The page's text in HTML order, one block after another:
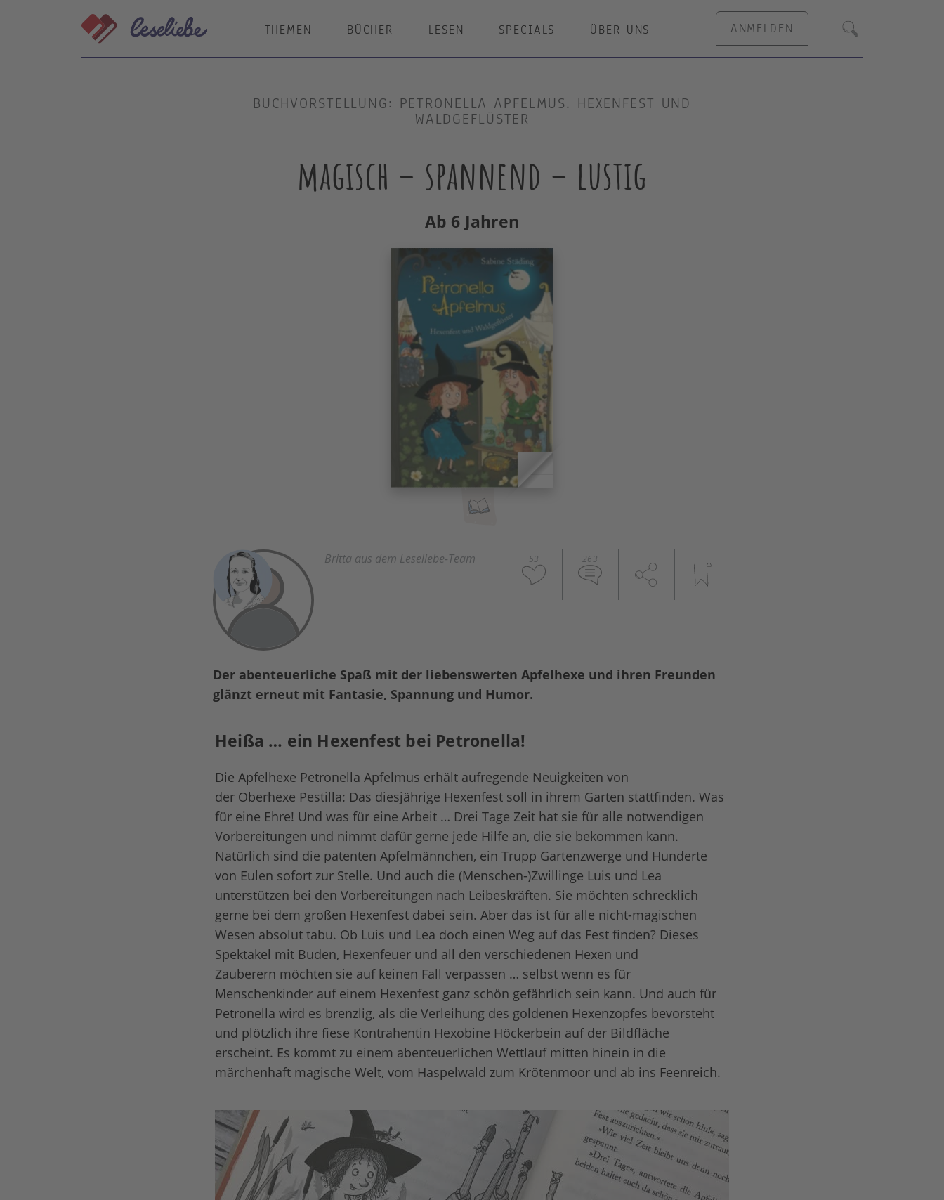
THEMEN BÜCHER LESEN SPECIALS ÜBER UNS ANMELDEN Suche
BUCHVORSTELLUNG: PETRONELLA APFELMUS. HEXENFEST UND
WALDGEFLÜSTER
magisch – spannend – lustig
Ab 6 Jahren
Britta aus dem Leseliebe-Team 53 263
Der abenteuerliche Spaß mit der liebenswerten Apfelhexe und ihren Freunden
glänzt erneut mit Fantasie, Spannung und Humor.
Heißa … ein Hexenfest bei Petronella!
Die Apfelhexe Petronella Apfelmus erhält aufregende Neuigkeiten von
der Oberhexe Pestilla: Das diesjährige Hexenfest soll in ihrem Garten stattfinden. Was
für eine Ehre! Und was für eine Arbeit … Drei Tage Zeit hat sie für alle notwendigen
Vorbereitungen und nimmt dafür gerne jede Hilfe an, die sie bekommen kann.
Natürlich sind die patenten Apfelmännchen, ein Trupp Gartenzwerge und Hunderte
von Eulen sofort zur Stelle. Und auch die (Menschen-)Zwillinge Luis und Lea
unterstützen bei den Vorbereitungen nach Leibeskräften. Sie möchten schrecklich
gerne bei dem großen Hexenfest dabei sein. Aber das ist für alle nicht-magischen
Wesen absolut tabu. Ob Luis und Lea doch einen Weg auf das Fest finden? Dieses
Spektakel mit Buden, Hexenfeuer und all den verschiedenen Hexen und
Zauberern möchten sie auf keinen Fall verpassen … selbst wenn es für
Menschenkinder auf einem Hexenfest ganz schön gefährlich sein kann. Und auch für
Petronella wird es brenzlig, als die Verleihung des goldenen Hexenzopfes bevorsteht
und plötzlich ihre fiese Kontrahentin Hexobine Höckerbein auf der Bildfläche
erscheint. Es kommt zu einem abenteuerlichen Wettlauf mitten hinein in die
märchenhaft magische Welt, vom Haspelwald zum Krötenmoor und ab ins Feenreich.